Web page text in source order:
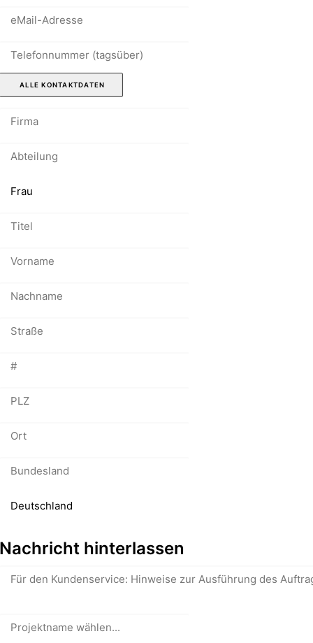
ALLE KONTAKTDATEN
hinterlassen